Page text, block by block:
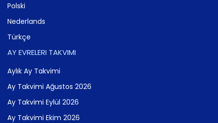
Polski
Nederlands
Türkçe
AY EVRELERI TAKVIMI
Aylık Ay Takvimi
Ay Takvimi Ağustos 2026
Ay Takvimi Eylül 2026
Ay Takvimi Ekim 2026